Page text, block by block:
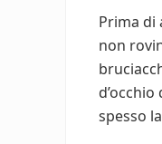
Prima di
non
spesso